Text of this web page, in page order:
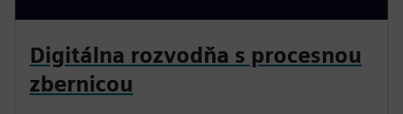
Digitálna rozvodňa s procesnou
zbernicou